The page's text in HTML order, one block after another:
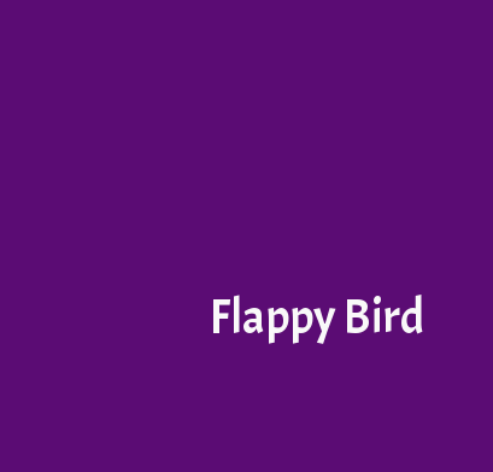
Flappy Bird